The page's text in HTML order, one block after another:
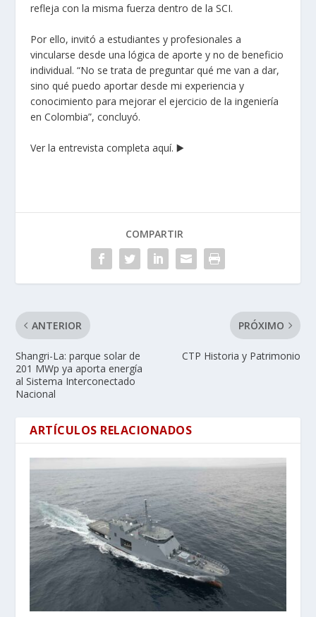
refleja con la misma fuerza dentro de la SCI.
Por ello, invitó a estudiantes y profesionales a
vincularse desde una lógica de aporte y no de beneficio
individual. “No se trata de preguntar qué me van a dar,
sino qué puedo aportar desde mi experiencia y
conocimiento para mejorar el ejercicio de la ingeniería
en Colombia”, concluyó.
Ver la entrevista completa aquí. ▶️
COMPARTIR
ANTERIOR
Shangri-La: parque solar de
201 MWp ya aporta energía
al Sistema Interconectado
Nacional
PRÓXIMO
CTP Historia y Patrimonio
ARTÍCULOS RELACIONADOS